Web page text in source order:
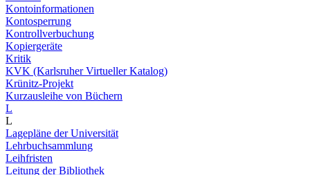
Kontoinformationen
Kontosperrung
Kontrollverbuchung
Kopiergeräte
Kritik
KVK (Karlsruher Virtueller Katalog)
Krünitz-Projekt
Kurzausleihe von Büchern
L
L
Lagepläne der Universität
Lehrbuchsammlung
Leihfristen
Leitung der Bibliothek